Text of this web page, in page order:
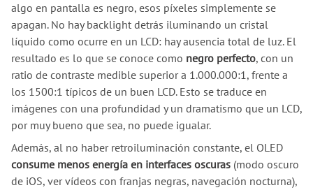
algo en pantalla es negro, esos píxeles simplemente se
apagan. No hay backlight detrás iluminando un cristal
líquido como ocurre en un LCD: hay ausencia total de luz. El
resultado es lo que se conoce como negro perfecto, con un
ratio de contraste medible superior a 1.000.000:1, frente a
los 1500:1 típicos de un buen LCD. Esto se traduce en
imágenes con una profundidad y un dramatismo que un LCD,
por muy bueno que sea, no puede igualar.
Además, al no haber retroiluminación constante, el OLED
consume menos energía en interfaces oscuras (modo oscuro
de iOS, ver vídeos con franjas negras, navegación nocturna),